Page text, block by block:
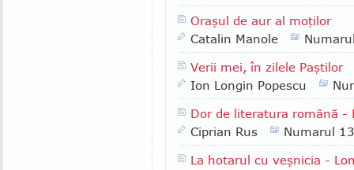
Oraşul de aur al moţilor
Catalin Manole
Verii mei, în zilele Paştilor
Ion Longin Popescu
Dor de literatura română -
Ciprian Rus
Numarul
La hotarul cu veşnicia -